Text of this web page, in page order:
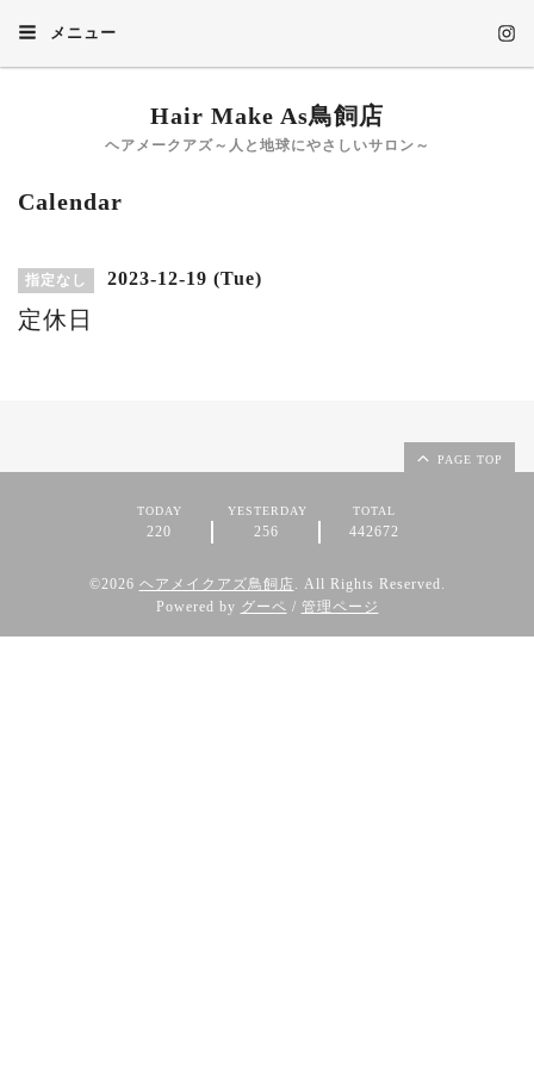
メニュー
Hair Make As鳥飼店
ヘアメークアズ～人と地球にやさしいサロン～
Calendar
指定なし 2023-12-19 (Tue)
定休日
PAGE TOP
TODAY
220
YESTERDAY
256
TOTAL
442672
©2026 ヘアメイクアズ鳥飼店. All Rights Reserved.
Powered by グーペ / 管理ページ